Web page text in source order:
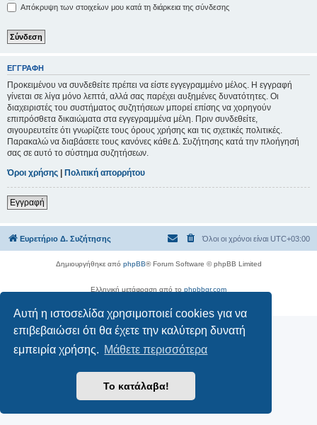
Αυτή η ιστοσελίδα χρησιμοποιεί cookies για να
επιβεβαιώσει ότι θα έχετε την καλύτερη δυνατή
εμπειρία χρήσης. Μάθετε περισσότερα
Το κατάλαβα!
Απόκρυψη των στοιχείων μου κατά τη διάρκεια της σύνδεσης
ΕΓΓΡΑΦΉ
Προκειμένου να συνδεθείτε πρέπει να είστε εγγεγραμμένο μέλος. Η εγγραφή
γίνεται σε λίγα μόνο λεπτά, αλλά σας παρέχει αυξημένες δυνατότητες. Οι
διαχειριστές του συστήματος συζητήσεων μπορεί επίσης να χορηγούν
επιπρόσθετα δικαιώματα στα εγγεγραμμένα μέλη. Πριν συνδεθείτε,
σιγουρευτείτε ότι γνωρίζετε τους όρους χρήσης και τις σχετικές πολιτικές.
Παρακαλώ να διαβάσετε τους κανόνες κάθε Δ. Συζήτησης κατά την πλοήγησή
σας σε αυτό το σύστημα συζητήσεων.
Όροι χρήσης | Πολιτική απορρήτου
Εγγραφή
Ευρετήριο Δ. Συζήτησης Όλοι οι χρόνοι είναι UTC+03:00
Δημιουργήθηκε από phpBB® Forum Software © phpBB Limited
Ελληνική μετάφραση από το phpbbgr.com